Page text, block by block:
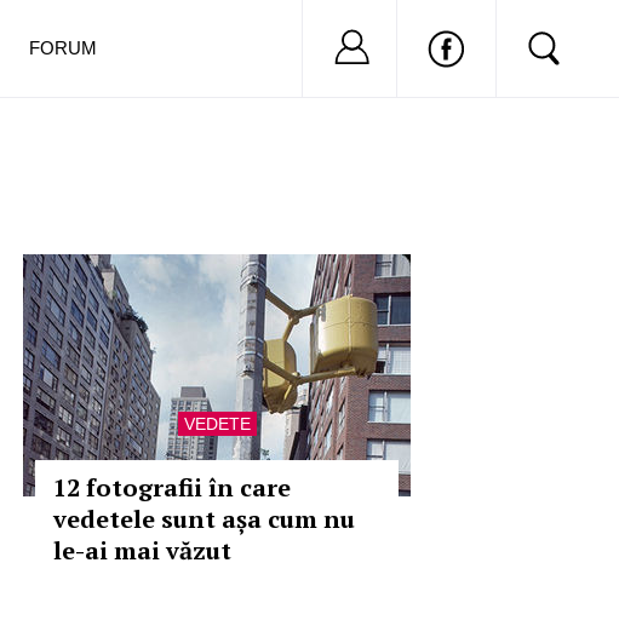
VEDETE
12 fotografii în care
vedetele sunt așa cum nu
le-ai mai văzut
FORUM Nu ai cont?